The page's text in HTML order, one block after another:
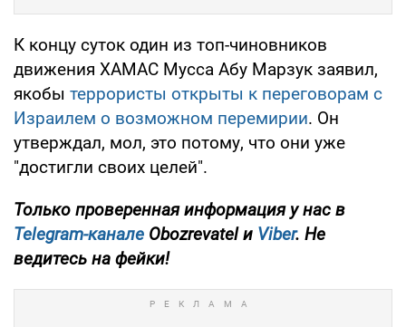
К концу суток один из топ-чиновников
движения ХАМАС Мусса Абу Марзук заявил,
якобы террористы открыты к переговорам с
Израилем о возможном перемирии. Он
утверждал, мол, это потому, что они уже
"достигли своих целей".
Только проверенная информация у нас в
Telegram-канале Obozrevatel и Viber. Не
ведитесь на фейки!